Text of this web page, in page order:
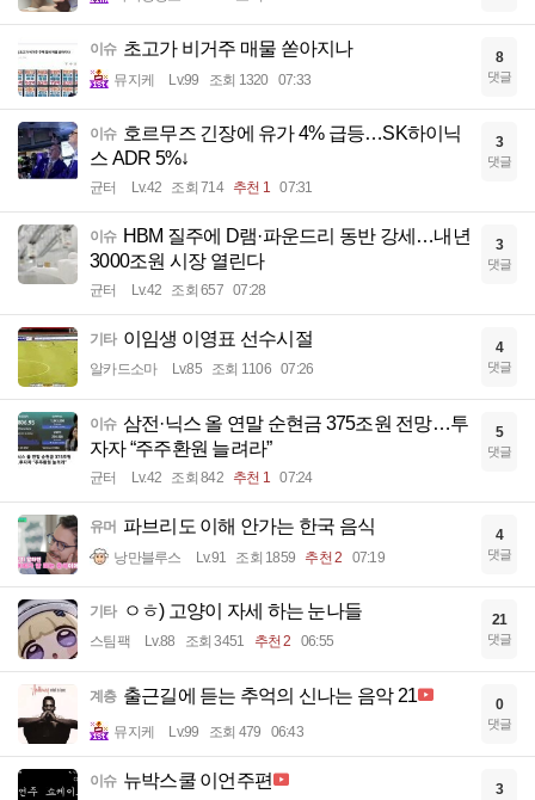
이슈 초고가 비거주 매물 쏟아지나
뮤지케 Lv.99 조회 1320 07:33
8
댓글
이슈 호르무즈 긴장에 유가 4% 급등…SK하이닉
스 ADR 5%↓
균터 Lv.42 조회 714 추천 1 07:31
3
댓글
이슈 HBM 질주에 D램·파운드리 동반 강세…내년
3000조원 시장 열린다
균터 Lv.42 조회 657 07:28
3
댓글
기타 이임생 이영표 선수시절
알카드소마 Lv.85 조회 1106 07:26
4
댓글
이슈 삼전·닉스 올 연말 순현금 375조원 전망…투
자자 “주주환원 늘려라”
균터 Lv.42 조회 842 추천 1 07:24
5
댓글
유머 파브리도 이해 안가는 한국 음식
낭만블루스 Lv.91 조회 1859 추천 2 07:19
4
댓글
기타 ㅇㅎ) 고양이 자세 하는 눈나들
스팀팩 Lv.88 조회 3451 추천 2 06:55
21
댓글
계층 출근길에 듣는 추억의 신나는 음악 21
뮤지케 Lv.99 조회 479 06:43
0
댓글
이슈 뉴박스쿨 이언주편 3